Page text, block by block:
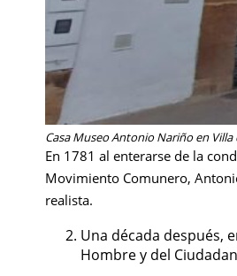
Casa Museo Antonio Nariño en
En 1781 al enterarse de la
Movimiento Comunero,
realista.
Una década después,
Hombre y del